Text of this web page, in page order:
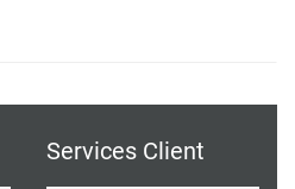
Services Client